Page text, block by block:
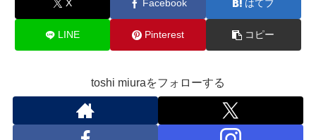
X Facebook はてブ
LINE Pinterest コピー
toshi miuraをフォローする